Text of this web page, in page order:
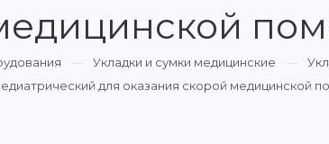
Укладки и сумки медицинские
для оказания скорой медицинской